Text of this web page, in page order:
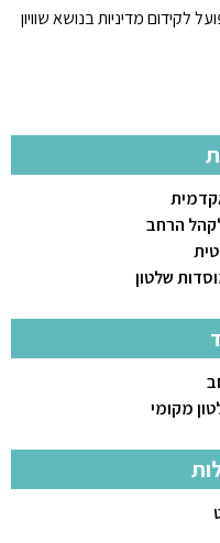
לקידום מדיניות בנושא שוויון
הרחב
שלטון
מקומי